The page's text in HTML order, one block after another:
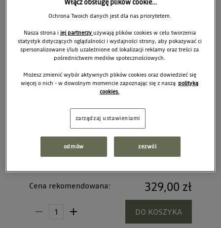
Cena rekomendowana: 329,00 zł
DO KOSZYKA
Włącz obsługę plików cookie…
Ochrona Twoich danych jest dla nas priorytetem.
Nasza strona i jej partnerzy używają plików cookies w celu tworzenia
statystyk dotyczących oglądalności i wydajności strony, aby pokazywać ci
spersonalizowane i/lub uzależnione od lokalizacji reklamy oraz treści za
pośrednictwem mediów społecznościowych.
Możesz zmienić wybór aktywnych plików cookies oraz dowiedzieć się
więcej o nich - w dowolnym momencie zapoznając się z naszą polityką
cookies.
zarządzaj ustawieniami
odmów zezwól